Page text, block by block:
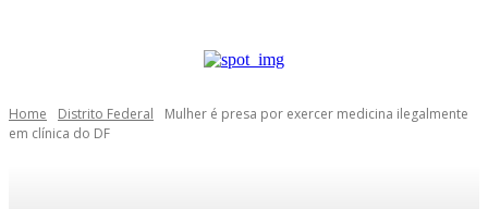
Home Distrito Federal
Mulher é presa por exercer medicina ilegalmente
em clínica do DF